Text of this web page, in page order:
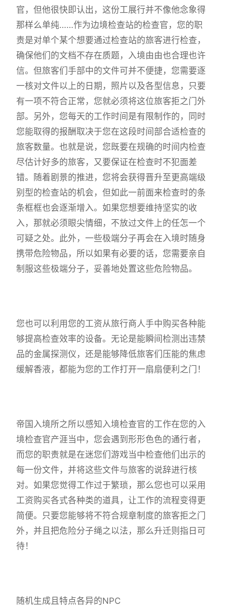
官，但他很快即认出，这份工展行并不像他念象得
那样么单纯……作为边境检查站的检查官，您的职
责是对单个某个想要通过检查站的旅客进行检查，
确保他们的文档不存在质题，入境由由也合理也许
信。但旅客们手部中的文件可并不便捷，您需要逐
一核对文件以上的日期，照片以及各型信息，只要
有一项不符合正常，您就必须将这位旅客拒之门外
部。另外，您每天的工作时间是有限制作的，同时
您能取得的报酬取决于您在这段时间部合适检查的
旅客数量。也就是说，您既要在规确的时间内检查
尽估计好多的旅客，又要保证在检查时不犯面差
错。随着剧景的推进，您将会获得晋升至更高端级
别型的检查站的机会，但如此一前面来检查时的条
条框框也会逐渐增入。如果您想要维持坚实的收
入，那就必须眼尖情细，不放过文件上的任怎一个
可疑之处。此外，一些极端分子再会在入境时随身
携带危险物品，所以如果有必要的话，您需要亲自
制服这些极端分子，妥善地处置这些危险物品。
您也可以利用您的工资从旅行商人手中购买各种能
够提高检查效率的设备。无论是能瞬间检测出违禁
品的金属探测仪，还是能够降低旅客们压能的焦虑
缓解香液，都能为您的工作打开一扇扇便利之门！
帝国入境所之所以感知入境检查官的工作在您的入
境检查官产涯当中，您会遇到形形色色的通行者，
而您的职责就是在迷您们游戏当中检查他们出示的
每一份文件，并将这些文件与旅客的说辞进行核
对。如果您觉得工作过于繁琐，那么您也可以采用
工资购买各式各种类的道具，让工作的流程变得更
简便。只要您能够将不符合规章制度的旅客拒之门
外，并且把危险分子绳之以法，那么升迁则指日可
待！
随机生成且特点各异的NPC